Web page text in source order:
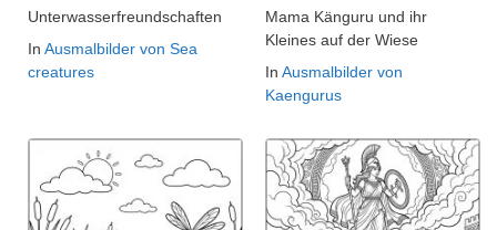
Unterwasserfreundschaften
In Ausmalbilder von Sea
creatures
Mama Känguru und ihr
Kleines auf der Wiese
In Ausmalbilder von
Kaengurus